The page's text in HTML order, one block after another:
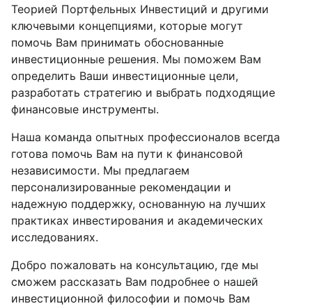
Теорией Портфельных Инвестиций и другими
ключевыми концепциями, которые могут
помочь Вам принимать обоснованные
инвестиционные решения. Мы поможем Вам
определить Ваши инвестиционные цели,
разработать стратегию и выбрать подходящие
финансовые инструменты.
Наша команда опытных профессионалов всегда
готова помочь Вам на пути к финансовой
независимости. Мы предлагаем
персонализированные рекомендации и
надежную поддержку, основанную на лучших
практиках инвестирования и академических
исследованиях.
Добро пожаловать на консультацию, где мы
сможем рассказать Вам подробнее о нашей
инвестиционной философии и помочь Вам